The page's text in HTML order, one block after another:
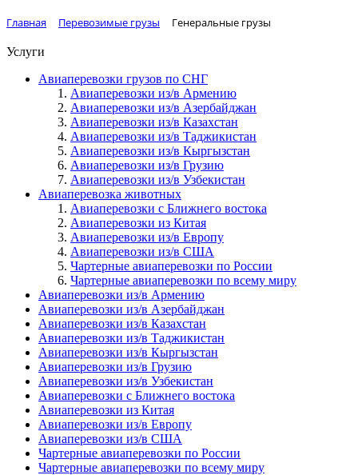
Главная Перевозимые грузы Генеральные грузы
Услуги
Авиаперевозки грузов по СНГ
Авиаперевозки из/в Армению
Авиаперевозки из/в Азербайджан
Авиаперевозки из/в Казахстан
Авиаперевозки из/в Таджикистан
Авиаперевозки из/в Кыргызстан
Авиаперевозки из/в Грузию
Авиаперевозки из/в Узбекистан
Авиаперевозка животных
Авиаперевозки с Ближнего востока
Авиаперевозки из Китая
Авиаперевозки из/в Европу
Авиаперевозки из/в США
Чартерные авиаперевозки по России
Чартерные авиаперевозки по всему миру
Авиаперевозки из/в Армению
Авиаперевозки из/в Азербайджан
Авиаперевозки из/в Казахстан
Авиаперевозки из/в Таджикистан
Авиаперевозки из/в Кыргызстан
Авиаперевозки из/в Грузию
Авиаперевозки из/в Узбекистан
Авиаперевозки с Ближнего востока
Авиаперевозки из Китая
Авиаперевозки из/в Европу
Авиаперевозки из/в США
Чартерные авиаперевозки по России
Чартерные авиаперевозки по всему миру